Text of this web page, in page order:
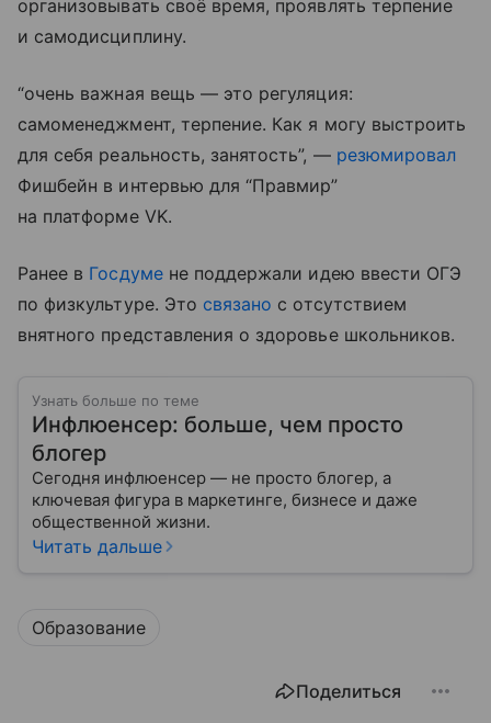
организовывать своё время, проявлять терпение
и самодисциплину.
“очень важная вещь — это регуляция:
самоменеджмент, терпение. Как я могу выстроить
для себя реальность, занятость”, — резюмировал
Фишбейн в интервью для “Правмир”
на платформе VK.
Ранее в Госдумене поддержали идею ввести ОГЭ
по физкультуре. Это связано с отсутствием
внятного представления о здоровье школьников.
Узнать больше по теме
Инфлюенсер: больше, чем просто
блогер
Сегодня инфлюенсер — не просто блогер, а
ключевая фигура в маркетинге, бизнесе и даже
общественной жизни.
Читать дальше
Образование
Поделиться